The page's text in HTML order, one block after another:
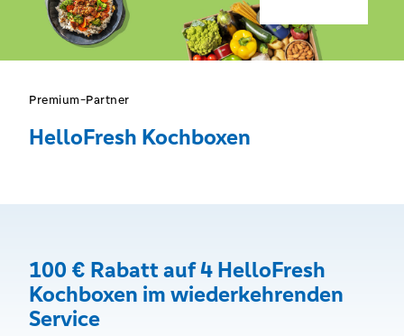
Premium-Partner
HelloFresh Kochboxen
100 € Rabatt auf 4 HelloFresh
Kochboxen im wiederkehrenden
Service